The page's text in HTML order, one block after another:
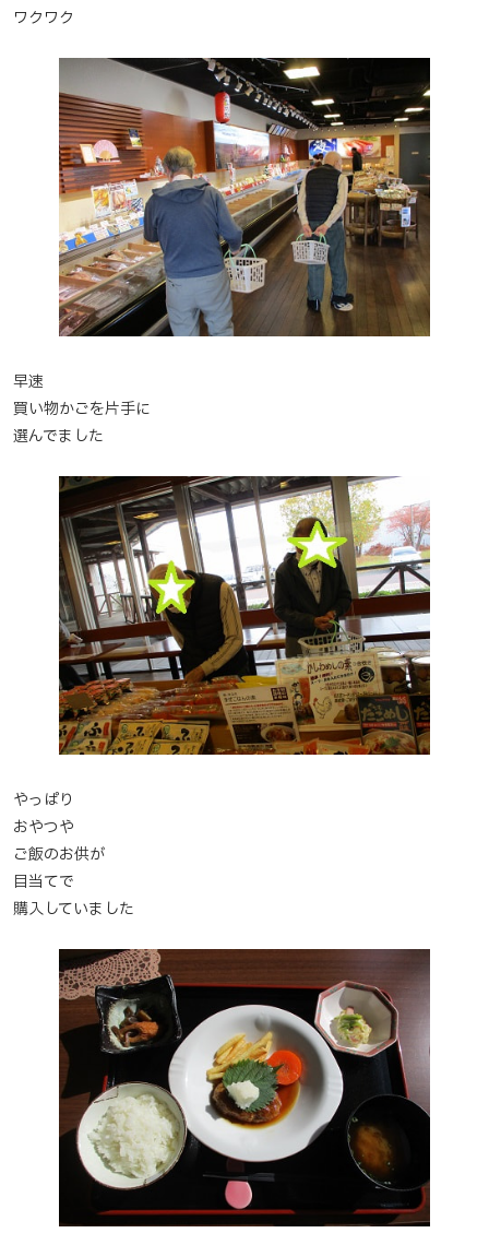
ワクワク
早速
買い物かごを片手に
選んでました
やっぱり
おやつや
ご飯のお供が
目当てで
購入していました